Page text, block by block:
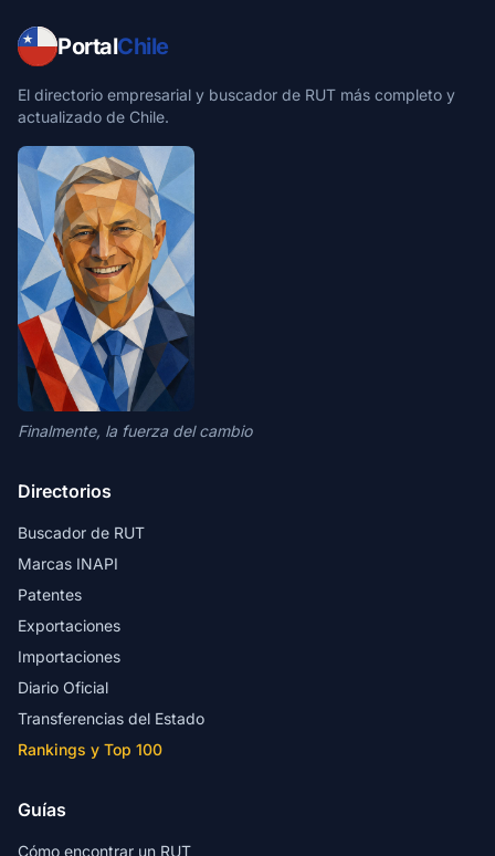
PortalChile
El directorio empresarial y buscador de RUT más completo y
actualizado de Chile.
Finalmente, la fuerza del cambio
Directorios
Buscador de RUT
Marcas INAPI
Patentes
Exportaciones
Importaciones
Diario Oficial
Transferencias del Estado
Rankings y Top 100
Guías
Cómo encontrar un RUT